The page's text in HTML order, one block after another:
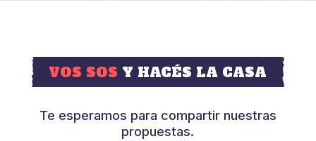
VOS SOS Y HACÉS LA CASA
Te esperamos para compartir nuestras
propuestas.